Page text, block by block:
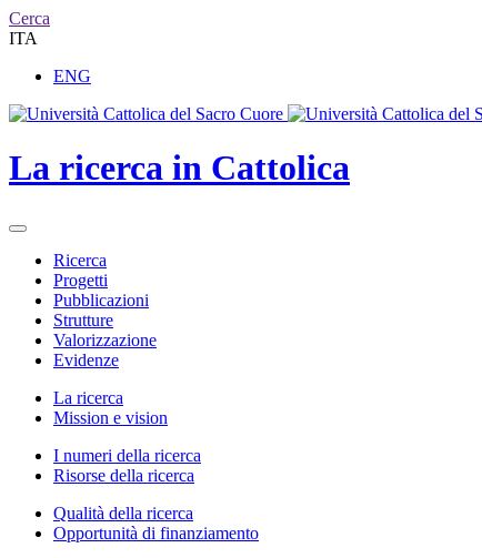
Cerca
ITA
ENG
La ricerca in Cattolica
Ricerca
Progetti
Pubblicazioni
Strutture
Valorizzazione
Evidenze
La ricerca
Mission e vision
I numeri della ricerca
Risorse della ricerca
Qualità della ricerca
Opportunità di finanziamento